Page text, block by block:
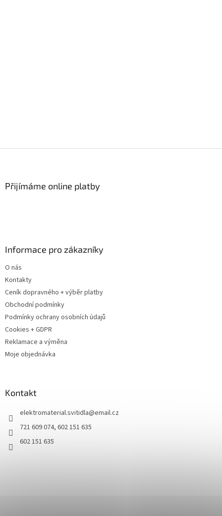
Přijímáme online platby
Informace pro zákazníky
O nás
Kontakty
Ceník dopravného + výběr platby
Obchodní podmínky
Podmínky ochrany osobních údajů
Cookies + GDPR
Reklamace a výměna
Moje objednávka
Kontakt
elektromaterial.svitidla@email.cz
721 609 074, 602 151 635
602 151 635